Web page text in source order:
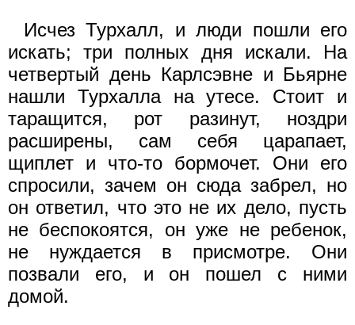
Исчез Турхалл, и люди пошли его
искать; три полных дня искали. На
четвертый день Карлсэвне и Бьярне
нашли Турхалла на утесе. Стоит и
таращится, рот разинут, ноздри
расширены, сам себя царапает,
щиплет и что-то бормочет. Они его
спросили, зачем он сюда забрел, но
он ответил, что это не их дело, пусть
не беспокоятся, он уже не ребенок,
не нуждается в присмотре. Они
позвали его, и он пошел с ними
домой.